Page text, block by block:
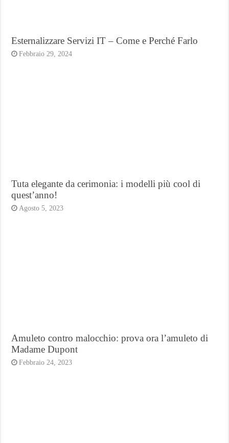
Esternalizzare Servizi IT – Come e Perché Farlo
Febbraio 29, 2024
Tuta elegante da cerimonia: i modelli più cool di
quest’anno!
Agosto 5, 2023
Amuleto contro malocchio: prova ora l’amuleto di
Madame Dupont
Febbraio 24, 2023